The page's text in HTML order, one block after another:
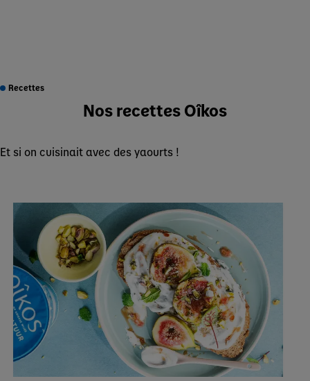
Recettes
Nos recettes Oîkos
Et si on cuisinait avec des yaourts !